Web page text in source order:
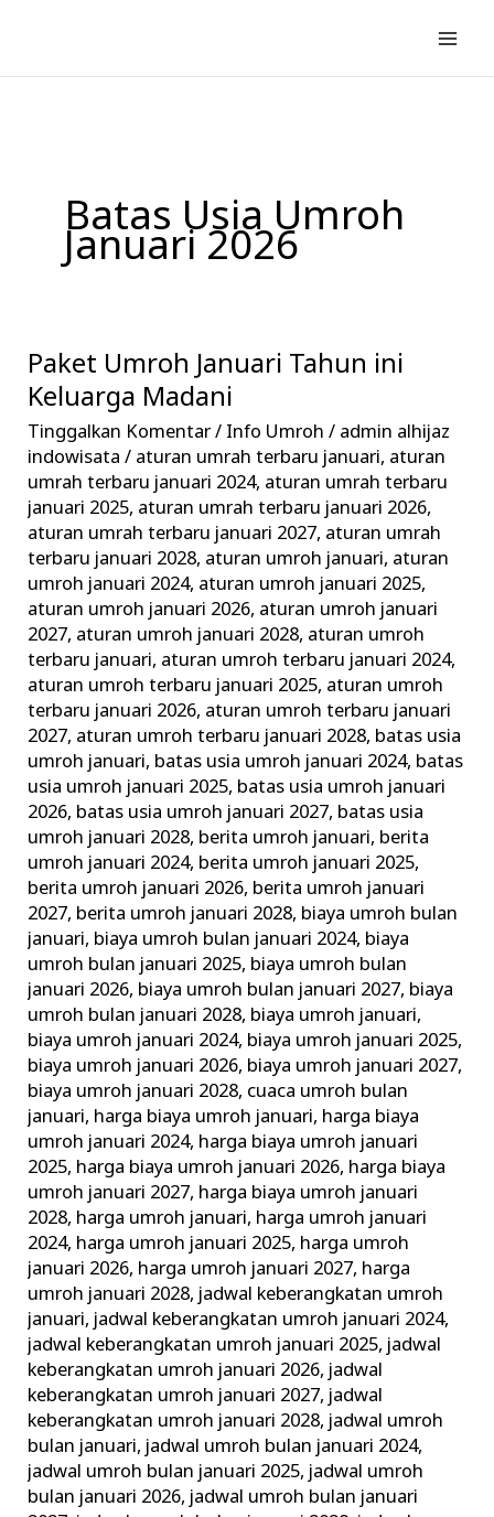
konten
Batas Usia Umroh
Januari 2026
Paket Umroh Januari Tahun ini
Keluarga Madani
Tinggalkan Komentar/ Info Umroh / admin alhijaz
indowisata/ aturan umrah terbaru januari, aturan
umrah terbaru januari 2024, aturan umrah terbaru
januari 2025, aturan umrah terbaru januari 2026,
aturan umrah terbaru januari 2027, aturan umrah
terbaru januari 2028, aturan umroh januari, aturan
umroh januari 2024, aturan umroh januari 2025,
aturan umroh januari 2026, aturan umroh januari
2027, aturan umroh januari 2028, aturan umroh
terbaru januari, aturan umroh terbaru januari 2024,
aturan umroh terbaru januari 2025, aturan umroh
terbaru januari 2026, aturan umroh terbaru januari
2027, aturan umroh terbaru januari 2028, batas usia
umroh januari, batas usia umroh januari 2024, batas
usia umroh januari 2025, batas usia umroh januari
2026, batas usia umroh januari 2027, batas usia
umroh januari 2028, berita umroh januari, berita
umroh januari 2024, berita umroh januari 2025,
berita umroh januari 2026, berita umroh januari
2027, berita umroh januari 2028, biaya umroh bulan
januari, biaya umroh bulan januari 2024, biaya
umroh bulan januari 2025, biaya umroh bulan
januari 2026, biaya umroh bulan januari 2027, biaya
umroh bulan januari 2028, biaya umroh januari,
biaya umroh januari 2024, biaya umroh januari 2025,
biaya umroh januari 2026, biaya umroh januari 2027,
biaya umroh januari 2028, cuaca umroh bulan
januari, harga biaya umroh januari, harga biaya
umroh januari 2024, harga biaya umroh januari
2025, harga biaya umroh januari 2026, harga biaya
umroh januari 2027, harga biaya umroh januari
2028, harga umroh januari, harga umroh januari
2024, harga umroh januari 2025, harga umroh
januari 2026, harga umroh januari 2027, harga
umroh januari 2028, jadwal keberangkatan umroh
januari, jadwal keberangkatan umroh januari 2024,
jadwal keberangkatan umroh januari 2025, jadwal
keberangkatan umroh januari 2026, jadwal
keberangkatan umroh januari 2027, jadwal
keberangkatan umroh januari 2028, jadwal umroh
bulan januari, jadwal umroh bulan januari 2024,
jadwal umroh bulan januari 2025, jadwal umroh
bulan januari 2026, jadwal umroh bulan januari
Paket
Umroh
Januari
Tahun
ini
Keluarga
Madani